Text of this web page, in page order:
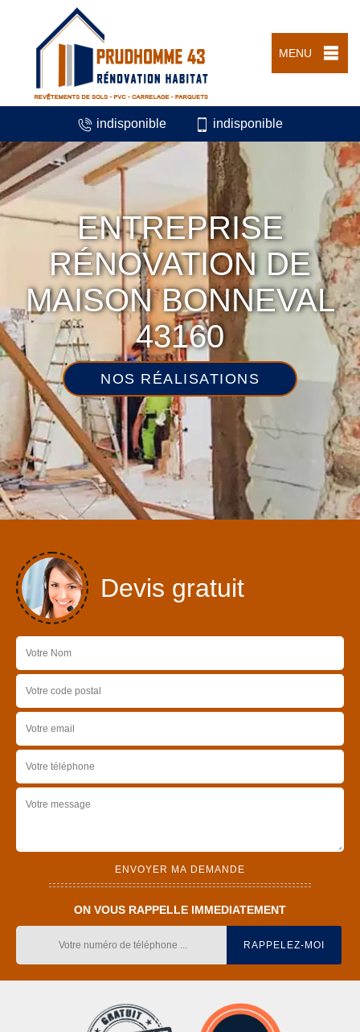
MENU
indisponible indisponible
ENTREPRISE
RÉNOVATION DE
MAISON BONNEVAL
43160
NOS RÉALISATIONS
Devis gratuit
ON VOUS RAPPELLE IMMEDIATEMENT